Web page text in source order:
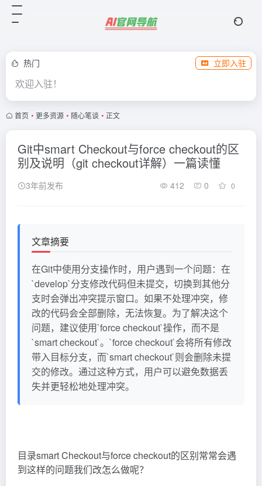
热门 立即入驻
欢迎入驻！
首页 • 更多资源 • 随心笔谈 • 正文
Git中smart Checkout与force checkout的区
别及说明（git checkout详解）一篇读懂
3年前发布 412 0 0
文章摘要
在Git中使用分支操作时，用户遇到一个问题：在
`develop`分支修改代码但未提交，切换到其他分
支时会弹出冲突提示窗口。如果不处理冲突，修
改的代码会全部删除，无法恢复。为了解决这个
问题，建议使用`force checkout`操作，而不是
`smart checkout`。`force checkout`会将所有修改
带入目标分支，而`smart checkout`则会删除未提
交的修改。通过这种方式，用户可以避免数据丢
失并更轻松地处理冲突。
目录smart Checkout与force checkout的区别常常会遇
到这样的问题我们改怎么做呢？